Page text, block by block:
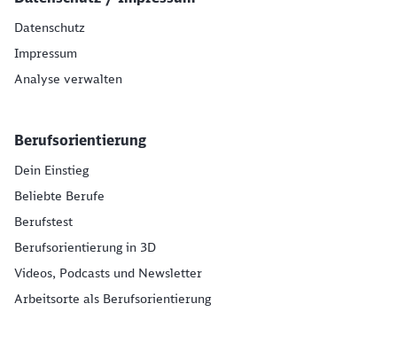
Datenschutz
Impressum
Analyse verwalten
Berufsorientierung
Dein Einstieg
Beliebte Berufe
Berufstest
Berufsorientierung in 3D
Videos, Podcasts und Newsletter
Arbeitsorte als Berufsorientierung